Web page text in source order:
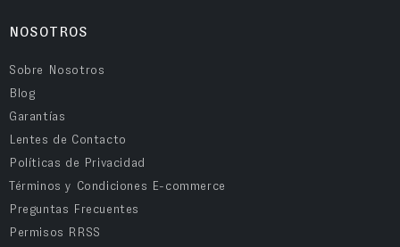
NOSOTROS
Sobre Nosotros
Blog
Garantías
Lentes de Contacto
Políticas de Privacidad
Términos y Condiciones E-commerce
Preguntas Frecuentes
Permisos RRSS